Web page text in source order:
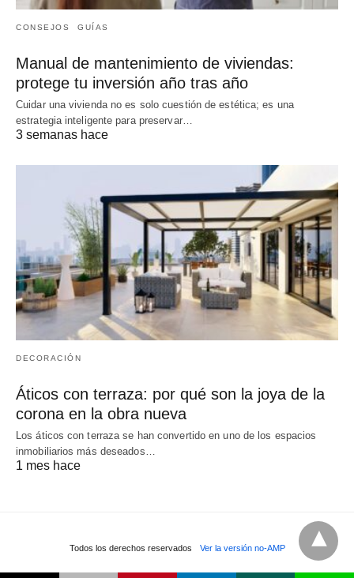
CONSEJOS GUÍAS
Manual de mantenimiento de viviendas:
protege tu inversión año tras año
Cuidar una vivienda no es solo cuestión de estética; es una
estrategia inteligente para preservar…
3 semanas hace
DECORACIÓN
Áticos con terraza: por qué son la joya de la
corona en la obra nueva
Los áticos con terraza se han convertido en uno de los espacios
inmobiliarios más deseados…
1 mes hace
Todos los derechos reservados Ver la versión no-AMP